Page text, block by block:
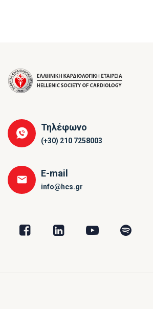
Τηλέφωνο
(+30) 210 7258003
E-mail
info@hcs.gr